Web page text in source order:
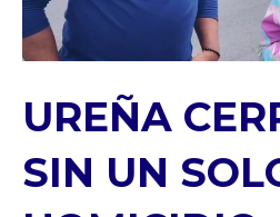
UREÑA
SIN UN